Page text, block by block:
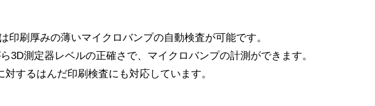
印刷厚みの薄いマイクロバンプの自動検査が可能です。
3D測定器レベルの正確さで、マイクロバンプの計測ができます。
するはんだ印刷検査にも対応しています。